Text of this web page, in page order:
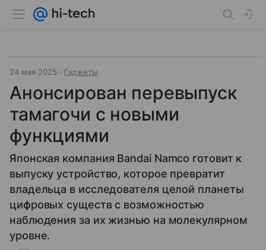
24 мая 2025 Гаджеты
Анонсирован перевыпуск
тамагочи с новыми
функциями
Японская компания Bandai Namco готовит к
выпуску устройство, которое превратит
владельца в исследователя целой планеты
цифровых существ с возможностью
наблюдения за их жизнью на молекулярном
уровне.